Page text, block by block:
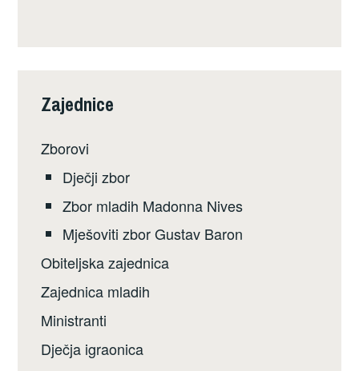
Zajednice
Zborovi
Dječji zbor
Zbor mladih Madonna Nives
Mješoviti zbor Gustav Baron
Obiteljska zajednica
Zajednica mladih
Ministranti
Dječja igraonica